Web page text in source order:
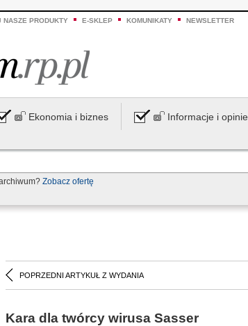
NASZE PRODUKTY E-SKLEP KOMUNIKATY NEWSLETTER
Ekonomia i biznes Informacje i opinie
Zobacz ofertę
POPRZEDNI ARTYKUŁ Z WYDANIA
Kara dla twórcy wirusa Sasser